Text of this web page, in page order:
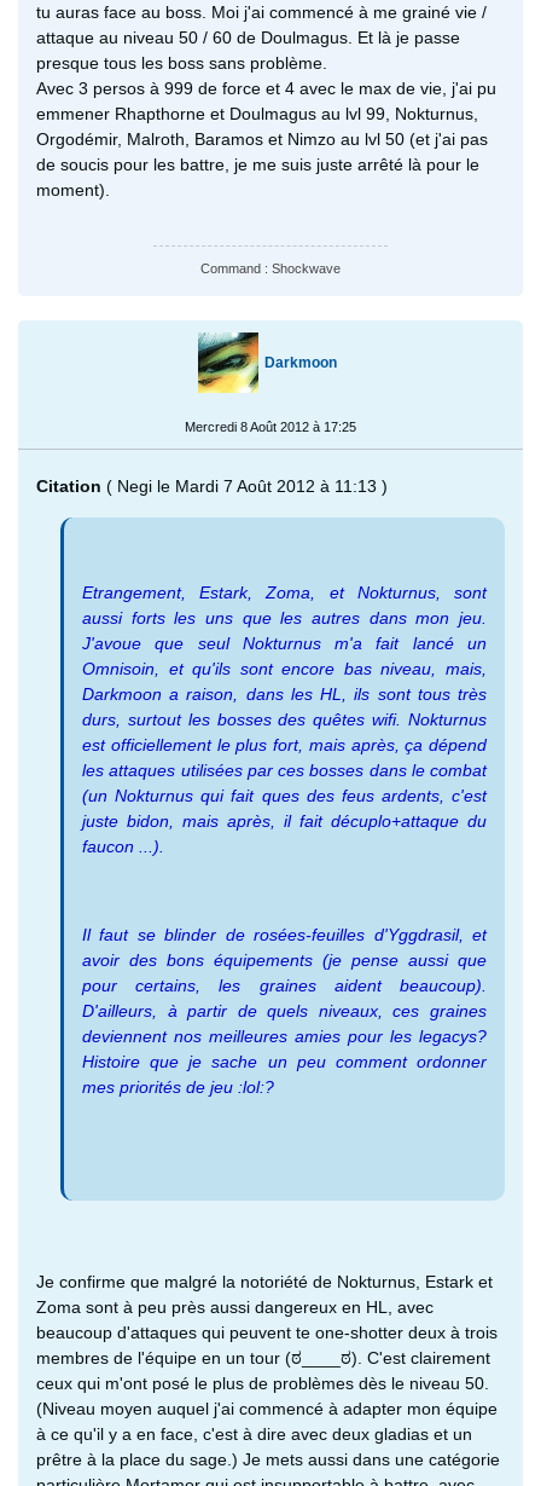
tu auras face au boss. Moi j'ai commencé à me grainé vie /
attaque au niveau 50 / 60 de Doulmagus. Et là je passe
presque tous les boss sans problème.
Avec 3 persos à 999 de force et 4 avec le max de vie, j'ai pu
emmener Rhapthorne et Doulmagus au lvl 99, Nokturnus,
Orgodémir, Malroth, Baramos et Nimzo au lvl 50 (et j'ai pas
de soucis pour les battre, je me suis juste arrêté là pour le
moment).
Command : Shockwave
Darkmoon
Mercredi 8 Août 2012 à 17:25
Citation ( Negi le Mardi 7 Août 2012 à 11:13 )
Etrangement, Estark, Zoma, et Nokturnus, sont
aussi forts les uns que les autres dans mon jeu.
J'avoue que seul Nokturnus m'a fait lancé un
Omnisoin, et qu'ils sont encore bas niveau, mais,
Darkmoon a raison, dans les HL, ils sont tous très
durs, surtout les bosses des quêtes wifi. Nokturnus
est officiellement le plus fort, mais après, ça dépend
les attaques utilisées par ces bosses dans le combat
(un Nokturnus qui fait ques des feus ardents, c'est
juste bidon, mais après, il fait décuplo+attaque du
faucon ...).
Il faut se blinder de rosées-feuilles d'Yggdrasil, et
avoir des bons équipements (je pense aussi que
pour certains, les graines aident beaucoup).
D'ailleurs, à partir de quels niveaux, ces graines
deviennent nos meilleures amies pour les legacys?
Histoire que je sache un peu comment ordonner
mes priorités de jeu :lol:?
Je confirme que malgré la notoriété de Nokturnus, Estark et
Zoma sont à peu près aussi dangereux en HL, avec
beaucoup d'attaques qui peuvent te one-shotter deux à trois
membres de l'équipe en un tour (ಠ____ಠ). C'est clairement
ceux qui m'ont posé le plus de problèmes dès le niveau 50.
(Niveau moyen auquel j'ai commencé à adapter mon équipe
à ce qu'il y a en face, c'est à dire avec deux gladias et un
prêtre à la place du sage.) Je mets aussi dans une catégorie